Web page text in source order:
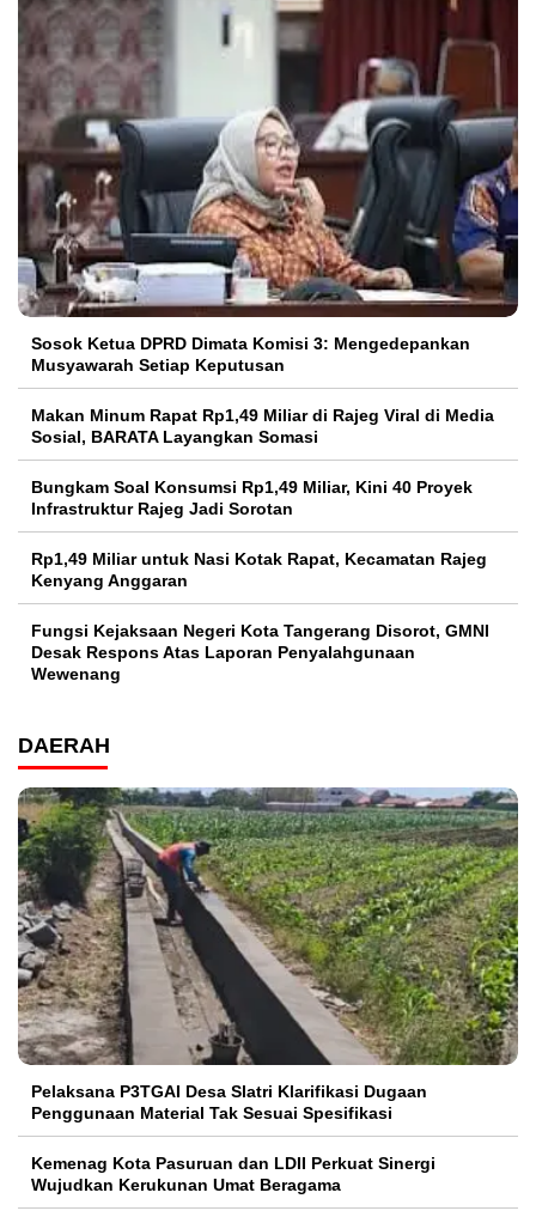
Sosok Ketua DPRD Dimata Komisi 3: Mengedepankan
Musyawarah Setiap Keputusan
Makan Minum Rapat Rp1,49 Miliar di Rajeg Viral di Media
Sosial, BARATA Layangkan Somasi
Bungkam Soal Konsumsi Rp1,49 Miliar, Kini 40 Proyek
Infrastruktur Rajeg Jadi Sorotan
Rp1,49 Miliar untuk Nasi Kotak Rapat, Kecamatan Rajeg
Kenyang Anggaran
Fungsi Kejaksaan Negeri Kota Tangerang Disorot, GMNI
Desak Respons Atas Laporan Penyalahgunaan
Wewenang
DAERAH
Pelaksana P3TGAI Desa Slatri Klarifikasi Dugaan
Penggunaan Material Tak Sesuai Spesifikasi
Kemenag Kota Pasuruan dan LDII Perkuat Sinergi
Wujudkan Kerukunan Umat Beragama